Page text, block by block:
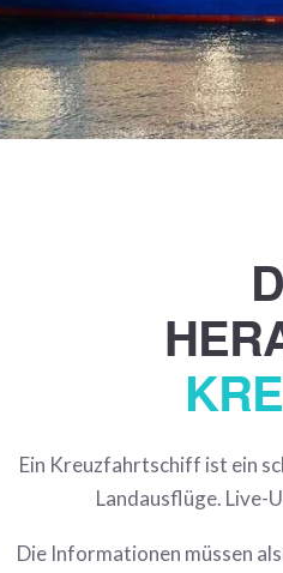
Ein Kreuzfahrtschiff ist ein
Landausflüge. Live-
Die Informationen müssen